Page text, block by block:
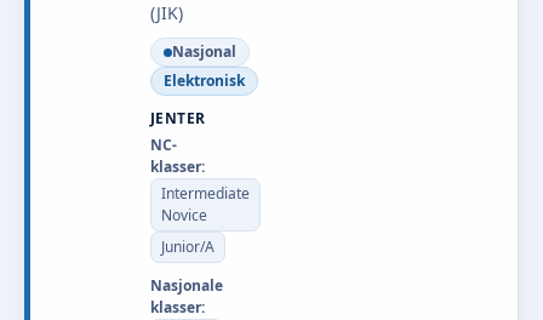
(JIK)
Nasjonal
Elektronisk
JENTER
NC-
klasser:
Intermediate
Novice
Junior/A
Nasjonale
klasser: